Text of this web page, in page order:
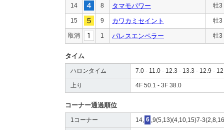
14 8 タマモパワー 牡3
15 9 カワカミセイント 牡3
取消 1 パレスエンペラー 牡3
タイム
ハロンタイム 7.0 - 11.0 - 12.3 - 13.3 - 12.9 -
上り 4F 50.1 - 3F 38.0
コーナー通過順位
1コーナー 14, 6 ,9(5,13)(4,10,15)7-